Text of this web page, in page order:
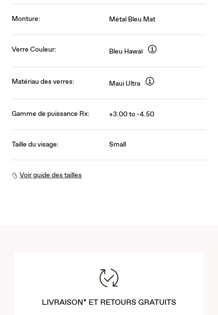
Monture: Métal Bleu Mat
Verre Couleur: Bleu Hawaï
Matériau des verres: Maui Ultra
Gamme de puissance Rx: +3.00 to -4.50
Taille du visage: Small
Voir guide des tailles
LIVRAISON* ET RETOURS GRATUITS